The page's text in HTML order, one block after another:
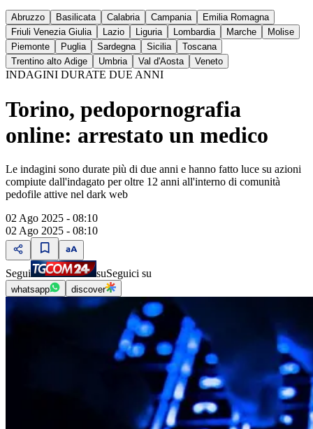
Abruzzo Basilicata Calabria Campania
Emilia Romagna
Friuli Venezia Giulia
Lazio Liguria Lombardia Marche
Molise
Piemonte
Puglia Sardegna Sicilia
Toscana
Trentino alto Adige
Umbria Val d'Aosta Veneto
INDAGINI DURATE DUE ANNI
Torino, pedopornografia
online: arrestato un medico
Le indagini sono durate più di due anni e hanno fatto luce su azioni
compiute dall'indagato per oltre 12 anni all'interno di comunità
pedofile attive nel dark web
02 Ago 2025 - 08:10
02 Ago 2025 - 08:10
Segui suSeguici su
whatsapp discover